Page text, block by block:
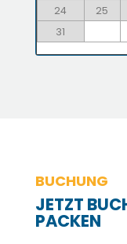
24
25
31
BUCHUNG
JETZT
PACKEN